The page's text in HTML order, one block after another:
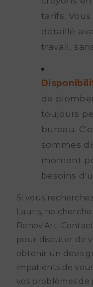
tarifs.
détaillé
travail,
de
toujours
bureau.
sommes
moment
besoins
Si vous
Lauris, ne
Renov'Art.
pour discuter de
obtenir un devis
impatients de
vos problèmes